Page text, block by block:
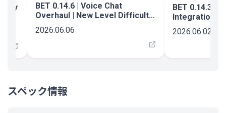
BET 0.14.6 | Voice Chat
Overhaul | New Level Difficulty
Improvements | Bug Fixes
2026.06.06
BET 0.14.3 |
Integration,
Revive
2026.06.02
スペック情報